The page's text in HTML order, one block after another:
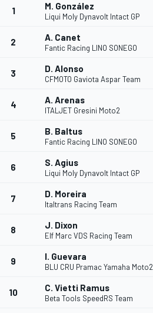
FÓRMULA E
1 M. González
Liqui Moly Dynavolt Intact GP
2 A. Canet
Fantic Racing LINO SONEGO
3 D. Alonso
CFMOTO Gaviota Aspar Team
4 A. Arenas
ITALJET Gresini Moto2
5 B. Baltus
Fantic Racing LINO SONEGO
6 S. Agius
Liqui Moly Dynavolt Intact GP
7 D. Moreira
Italtrans Racing Team
8 J. Dixon
Elf Marc VDS Racing Team
9 I. Guevara
BLU CRU Pramac Yamaha Moto2
10 C. Vietti Ramus
Beta Tools SpeedRS Team